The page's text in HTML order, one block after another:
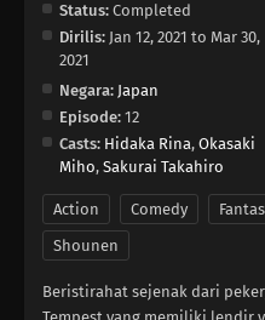
Status: Completed
Dirilis: Jan 12, 2021 to Mar 30,
2021
Negara: Japan
Episode: 12
Casts: Hidaka Rina, Okasaki
Miho, Sakurai Takahiro
Action Comedy
Shounen
Beristirahat sejenak dari